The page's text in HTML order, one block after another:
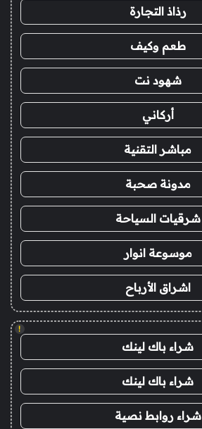
رذاذ التجارة
طعم وكيف
شهود نت
أركاني
مباشر التقنية
مدونة صحبة
شرقيات السياحة
موسوعة انوار
اشراق الأرباح
!
شراء باك لينك
شراء باك لينك
شراء روابط نصية